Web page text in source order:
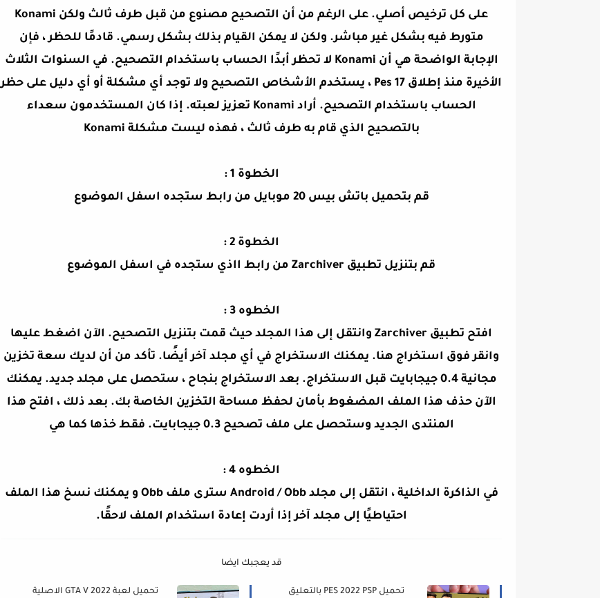
على كل ترخيص أصلي. على الرغم من أن التصحيح مصنوع من قبل طرف ثالث ولكن Konami
متورط فيه بشكل غير مباشر. ولكن لا يمكن القيام بذلك بشكل رسمي. قادمًا للحظر ، فإن
الإجابة الواضحة هي أن Konami لا تحظر أبدًا الحساب باستخدام التصحيح. في السنوات الثلاث
الأخيرة منذ إطلاق Pes 17 ، يستخدم الأشخاص التصحيح ولا توجد أي مشكلة أو أي دليل على حظر
الحساب باستخدام التصحيح. أراد Konami تعزيز لعبته. إذا كان المستخدمون سعداء
بالتصحيح الذي قام به طرف ثالث ، فهذه ليست مشكلة Konami
الخطوة 1 :
قم بتحميل باتش بيس 20 موبايل من رابط ستجده اسفل
الموضوع
الخطوة 2 :
قم بتنزيل تطبيق Zarchiver من رابط ااذي ستجده في اسفل الموضوع
الخطوه 3 :
افتح تطبيق Zarchiver وانتقل إلى هذا المجلد حيث قمت بتنزيل التصحيح. الآن اضغط عليها
وانقر فوق استخراج هنا. يمكنك الاستخراج في أي مجلد آخر أيضًا. تأكد من أن لديك سعة تخزين
مجانية 0.4 جيجابايت قبل الاستخراج. بعد الاستخراج بنجاح ، ستحصل على مجلد جديد. يمكنك
الآن حذف هذا الملف المضغوط بأمان لحفظ مساحة التخزين الخاصة بك. بعد ذلك ، افتح هذا
المنتدى الجديد وستحصل على ملف تصحيح 0.3 جيجابايت. فقط خذها كما هي
الخطوه 4 :
في الذاكرة الداخلية ، انتقل إلى مجلد Android / Obb سترى ملف Obb و يمكنك نسخ هذا الملف
احتياطيًا إلى مجلد آخر إذا أردت إعادة استخدام الملف لاحقًا.
قد يعجبك ايضا
تحميل PES 2022 PSP بالتعليق تحميل لعبة GTA V 2022 الاصلية